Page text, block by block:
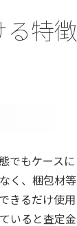
る特徴
でもケースに
く、梱包材等
きるだけ使用
いると査定金